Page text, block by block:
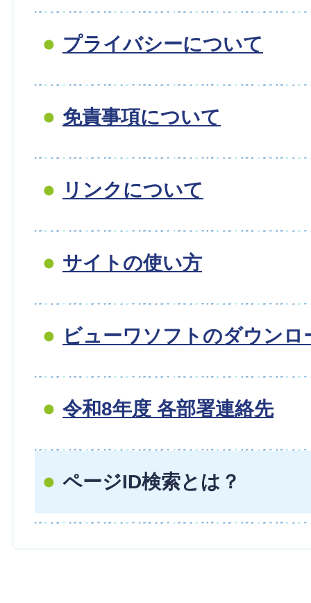
プライバシーについて
免責事項について
リンクについて
サイトの使い方
ビューワソフトのダウンロ
令和8年度 各部署連絡先
ページID検索とは？